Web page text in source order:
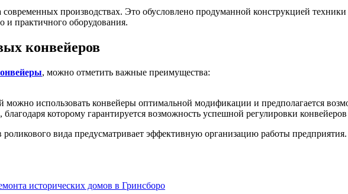
производствах. Это обусловлено продуманной конструкцией
и практичного оборудования.
конвейеров
, можно отметить важные преимущества:
можно использовать конвейеры оптимальной модификации и предполагается
которому гарантируется возможность успешной регулировки
вида предусматривает эффективную организацию работы предприятия.
исторических домов в Гринсборо